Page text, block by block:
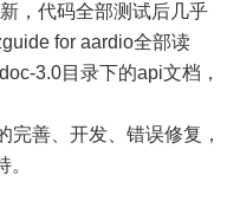
，代码全部测试后几乎
for aardio全部读
3.0目录下的api文档，
完善、开发、错误修复，